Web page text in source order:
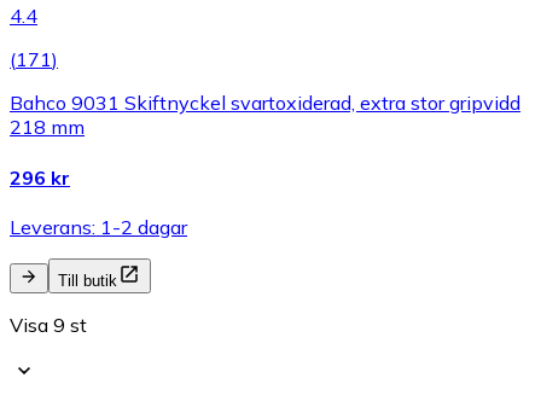
4.4
(171)
Bahco 9031 Skiftnyckel svartoxiderad, extra stor gripvidd
218 mm
296 kr
Leverans: 1-2 dagar
Till butik
Visa 9 st